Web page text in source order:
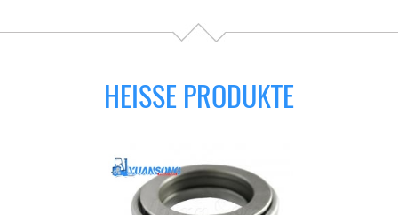
HEISSE PRODUKTE